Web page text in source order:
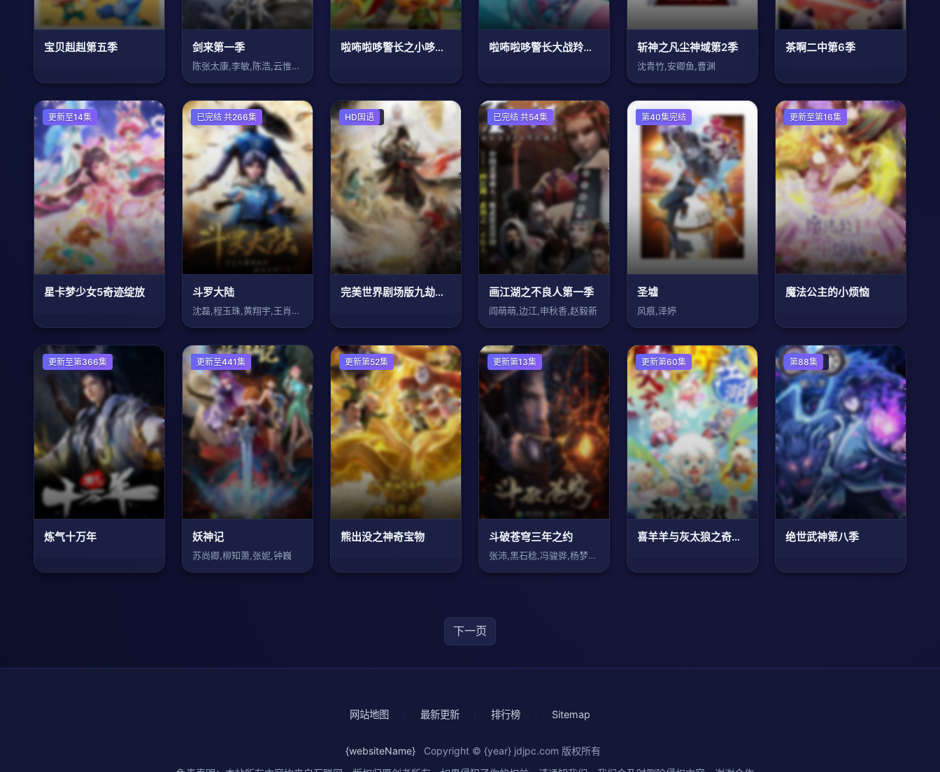
宝贝赳赳第五季 剑来第一季
陈张太康,李敏,陈浩,云惟一,徐宇隆,惠
啦咘啦哆警长之小哆哆守护计划 啦咘啦哆警长大战羚羚羊第2季 斩神之凡尘神域第2季
沈青竹,安卿鱼,曹渊
茶啊二中第6季
国产动漫
更新至14集
星卡梦少女5奇迹绽放
国产动漫
已完结 共266集
斗罗大陆
沈磊,程玉珠,黄翔宇,王肖兵,倪康
国产动漫
HD国语
完美世界剧场版九劫焚天
国产动漫
已完结 共54集
画江湖之不良人第一季
阎萌萌,边江,申秋香,赵毅新
国产动漫
第40集完结
圣墟
风痕,泽婷
国产动漫
更新至第16集
魔法公主的小烦恼
国产动漫
更新至第366集
炼气十万年
国产动漫
更新至441集
妖神记
苏尚卿,柳知萧,张妮,钟巍
国产动漫
更新第52集
熊出没之神奇宝物
国产动漫
更新第13集
斗破苍穹三年之约
张沛,黑石稔,冯骏骅,杨梦露,谢添天,鬼
日本动漫
更新第60集
喜羊羊与灰太狼之奇侠大营救
国产动漫
第88集
绝世武神第八季
下一页
网站地图 最新更新 排行榜 Sitemap
{websiteName} Copyright © {year} jdjpc.com 版权所有